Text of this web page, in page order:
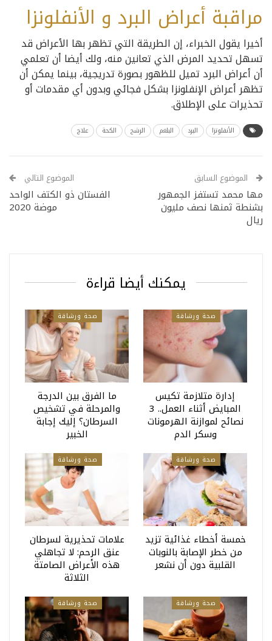
مراقبة أعراض البرد و الأنفلونزا
أخيرا يقول الخبراء، إن الطريقة التي تظهر بها الأعراض قد
تسهل تحديد المرض الذي تعانين منه، ولك أيضا أن تعلمي
أن أعراض البرد تميل للظهور بصورة تدريجية، بينما يمكن أن
تظهر أعراض الإنفلونزا بشكل فجائي وبدون أي مقدمات أو
تحذيرات على الإطلاق.
الأنفلونزا البرد البلغم الرشح الكحة علاج
الموضوع السابق
مها محمد تستفز الجمهور
بشنطة ثمنها نصف مليون
ريال
الموضوع التالي
الفستان ذو الكتف الواحد
موضة 2020
يمكنك أيضا قراءة
صحة ورشاقة
إدارة متلازمة تكيس
المبايض أثناء العمل.. 3
نصائح لموازنة الهرمونات
وسكر الدم
صحة ورشاقة
ما الفرق بين الدرجة
والمرحلة في تشخيص
السرطان؟ إليك إجابة
الخبير
صحة ورشاقة
خمسة أخطاء غذائية تزيد
من خطر الإصابة بالنوبات
القلبية دون أن نشعر
صحة ورشاقة
علامات تحذيرية لسرطان
عنق الرحم: لا تجاهلي
هذه الأعراض الصامتة
الثلاثة
صحة ورشاقة صحة ورشاقة